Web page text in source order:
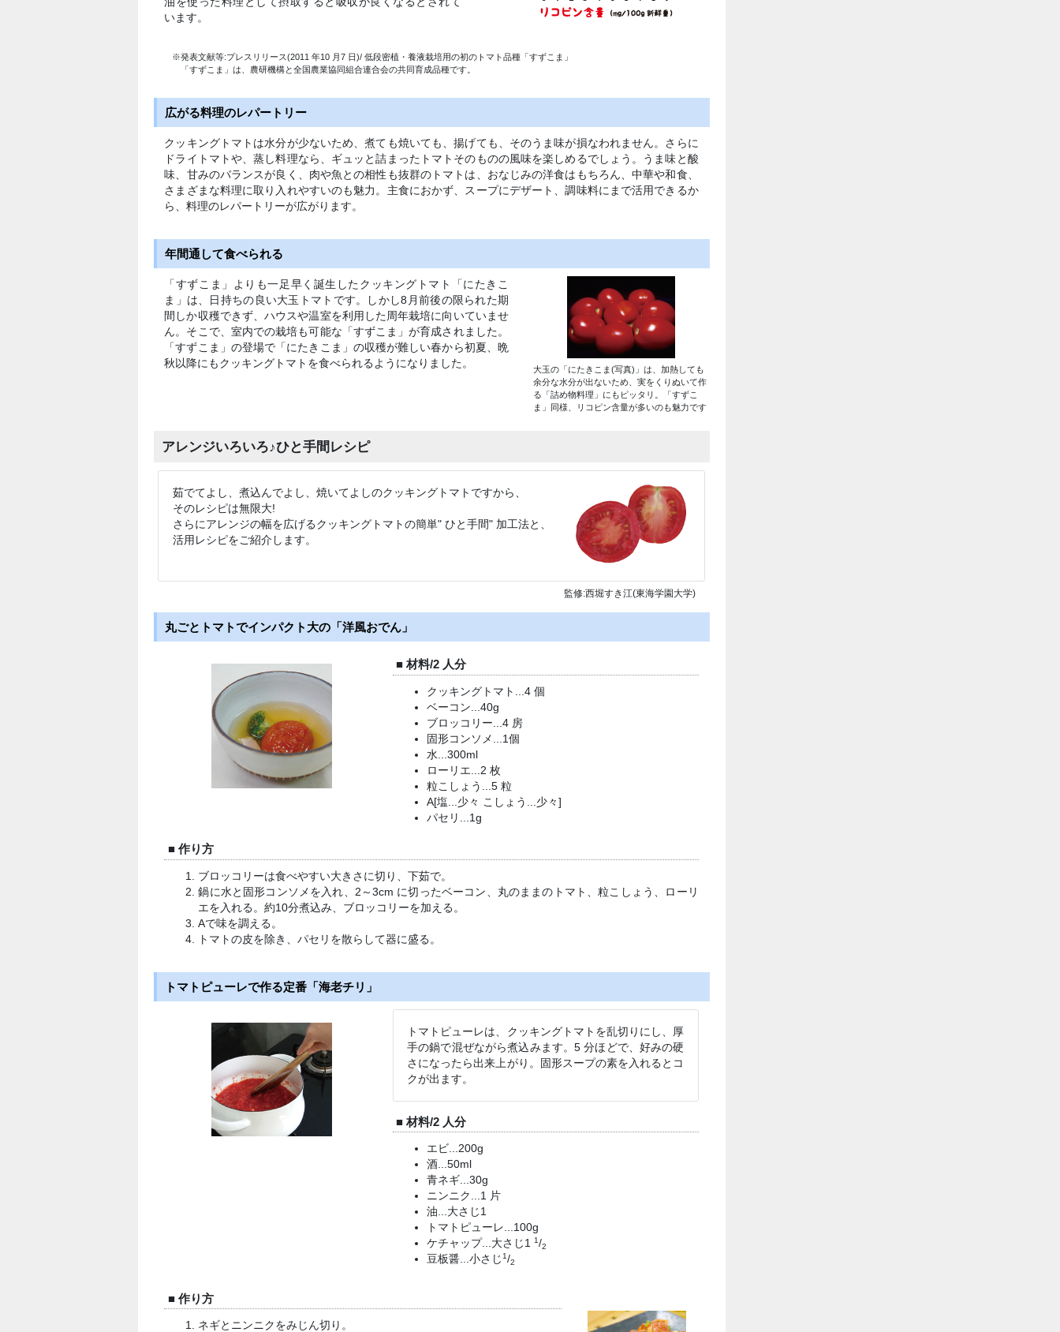
います。
※発表文献等:プレスリリース(2011 年10 月7 日)/ 低段密植・養液栽培用の初のトマト品種「すずこま」
「すずこま」は、農研機構と全国農業協同組合連合会の共同育成品種です。
広がる料理のレパートリー
クッキングトマトは水分が少ないため、煮ても焼いても、揚げても、そのうま味が損なわれません。さらに
ドライトマトや、蒸し料理なら、ギュッと詰まったトマトそのものの風味を楽しめるでしょう。うま味と酸
味、甘みのバランスが良く、肉や魚との相性も抜群のトマトは、おなじみの洋食はもちろん、中華や和食、
さまざまな料理に取り入れやすいのも魅力。主食におかず、スープにデザート、調味料にまで活用できるか
ら、料理のレパートリーが広がります。
年間通して食べられる
「すずこま」よりも一足早く誕生したクッキングトマト「にたきこ
ま」は、日持ちの良い大玉トマトです。しかし8月前後の限られた期
間しか収穫できず、ハウスや温室を利用した周年栽培に向いていませ
ん。そこで、室内での栽培も可能な「すずこま」が育成されました。
「すずこま」の登場で「にたきこま」の収穫が難しい春から初夏、晩
秋以降にもクッキングトマトを食べられるようになりました。
大玉の「にたきこま(写真)」は、加熱しても
余分な水分が出ないため、実をくりぬいて作
る「詰め物料理」にもピッタリ。「すずこ
ま」同様、リコピン含量が多いのも魅力です
アレンジいろいろ♪ひと手間レシピ
茹でてよし、煮込んでよし、焼いてよしのクッキングトマトですから、
そのレシピは無限大!
さらにアレンジの幅を広げるクッキングトマトの簡単" ひと手間" 加工法と、
活用レシピをご紹介します。
監修:西堀すき江(東海学園大学)
丸ごとトマトでインパクト大の「洋風おでん」
■ 材料/2 人分
クッキングトマト...4 個
ベーコン...40g
ブロッコリー...4 房
固形コンソメ...1個
水...300ml
ローリエ...2 枚
粒こしょう...5 粒
A[塩...少々 こしょう...少々]
パセリ...1g
■ 作り方
ブロッコリーは食べやすい大きさに切り、下茹で。
鍋に水と固形コンソメを入れ、2～3cm に切ったベーコン、丸のままのトマト、粒こしょう、ローリ
エを入れる。約10分煮込み、ブロッコリーを加える。
Aで味を調える。
トマトの皮を除き、パセリを散らして器に盛る。
トマトピューレで作る定番「海老チリ」
トマトピューレは、クッキングトマトを乱切りにし、厚
手の鍋で混ぜながら煮込みます。5 分ほどで、好みの硬
さになったら出来上がり。固形スープの素を入れるとコ
クが出ます。
■ 材料/2 人分
エビ...200g
酒...50ml
青ネギ...30g
ニンニク...1 片
油...大さじ1
トマトピューレ...100g
ケチャップ...大さじ1 1/2
豆板醤...小さじ1/2
■ 作り方
ネギとニンニクをみじん切り。